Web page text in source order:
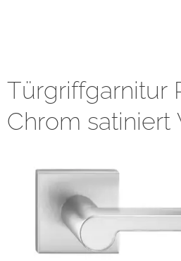
Türgriffgarnitur
Chrom satiniert